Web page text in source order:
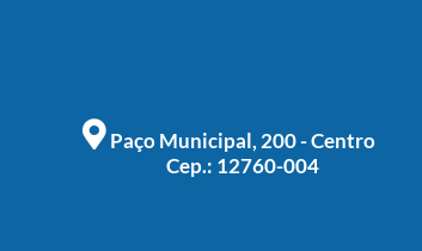
Paço Municipal, 200 - Centro
Cep.: 12760-004